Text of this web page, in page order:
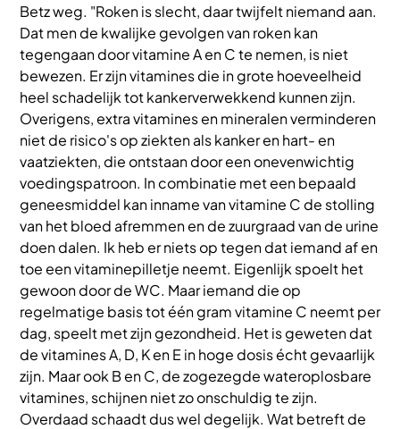
Betz weg. "Roken is slecht, daar twijfelt niemand aan.
Dat men de kwalijke gevolgen van roken kan
tegengaan door vitamine A en C te nemen, is niet
bewezen. Er zijn vitamines die in grote hoeveelheid
heel schadelijk tot kankerverwekkend kunnen zijn.
Overigens, extra vitamines en mineralen verminderen
niet de risico's op ziekten als kanker en hart- en
vaatziekten, die ontstaan door een onevenwichtig
voedingspatroon. In combinatie met een bepaald
geneesmiddel kan inname van vitamine C de stolling
van het bloed afremmen en de zuurgraad van de urine
doen dalen. Ik heb er niets op tegen dat iemand af en
toe een vitaminepilletje neemt. Eigenlijk spoelt het
gewoon door de WC. Maar iemand die op
regelmatige basis tot één gram vitamine C neemt per
dag, speelt met zijn gezondheid. Het is geweten dat
de vitamines A, D, K en E in hoge dosis écht gevaarlijk
zijn. Maar ook B en C, de zogezegde wateroplosbare
vitamines, schijnen niet zo onschuldig te zijn.
Overdaad schaadt dus wel degelijk. Wat betreft de